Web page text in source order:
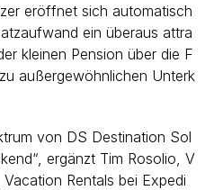
eröffnet sich automatisch
ein überaus attra
kleinen Pension über die F
außergewöhnlichen Unterk
von DS Destination Sol
ergänzt Tim Rosolio, V
Rentals bei Expedi